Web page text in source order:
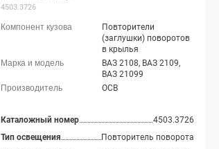
4503.3726
Повторители
(заглушки) поворотов
в крылья
ВАЗ 2108, ВАЗ 2109,
ВАЗ 21099
ОСВ
Каталожный номер
4503.3726
Тип освещения
Повторитель поворота